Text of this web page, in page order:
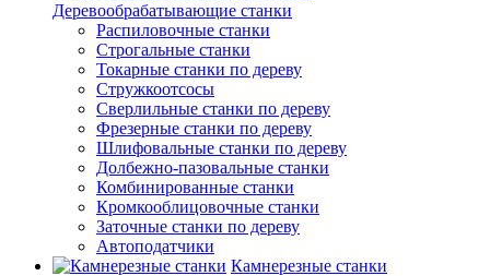
Деревообрабатывающие станки
Распиловочные станки
Строгальные станки
Токарные станки по дереву
Стружкоотсосы
Сверлильные станки по дереву
Фрезерные станки по дереву
Шлифовальные станки по дереву
Долбежно-пазовальные станки
Комбинированные станки
Кромкооблицовочные станки
Заточные станки по дереву
Автоподатчики
Камнерезные станки